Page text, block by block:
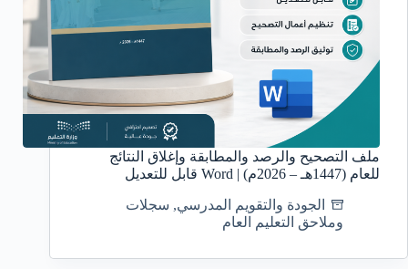
ملف التصحيح والرصد والمطابقة وإغلاق النتائج
للعام (1447هـ – 2026م) | Word قابل للتعديل
الجودة والتقويم المدرسي, سجلات
وملاحق التعليم العام